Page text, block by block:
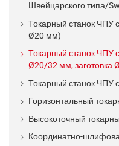
Швейцарского типа/
Токарный станок ЧПУ
Ø20 мм)
Токарный станок ЧПУ
Ø20/32 мм, заготовка
Токарный станок ЧПУ
Горизонтальный
Высокоточный
Координатно-